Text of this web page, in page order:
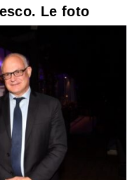
Le foto